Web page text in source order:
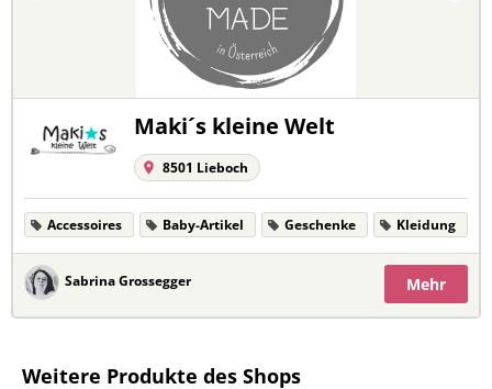
Maki´s kleine Welt
8501 Lieboch
Accessoires Baby-Artikel Geschenke Kleidung
Sabrina Grossegger Mehr
Weitere Produkte des Shops